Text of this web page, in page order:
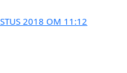
2018 OM 11:12